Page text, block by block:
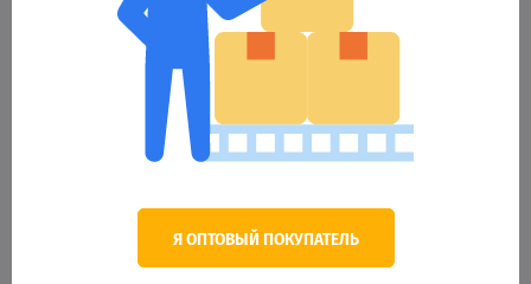
204.70 грн.
НЕТ НА СКЛАДЕ
Я ОПТОВЫЙ ПОКУПАТЕЛЬ